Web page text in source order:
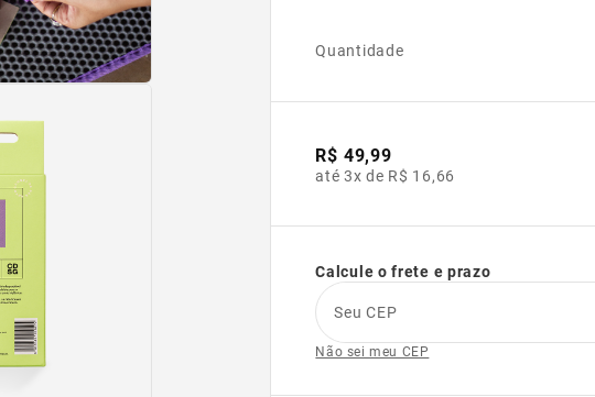
Quantidade
R$ 49,99
até 3x de R$ 16,66
Calcule o frete e prazo
Seu CEP
Não sei meu CEP